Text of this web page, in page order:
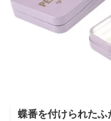
蝶番を付けられた